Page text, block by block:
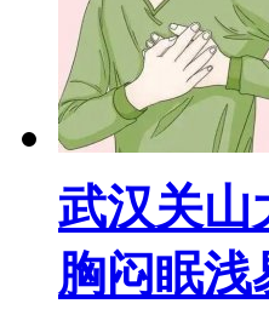
武汉关山
胸闷眠浅